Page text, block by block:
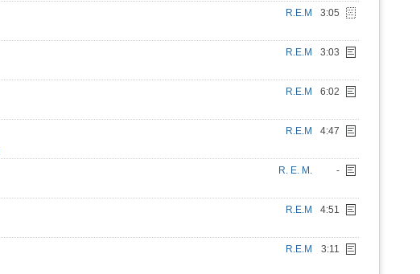
R.E.M 3:05
R.E.M 3:03
R.E.M 6:02
R.E.M 4:47
R. E. M. -
R.E.M 4:51
R.E.M 3:11